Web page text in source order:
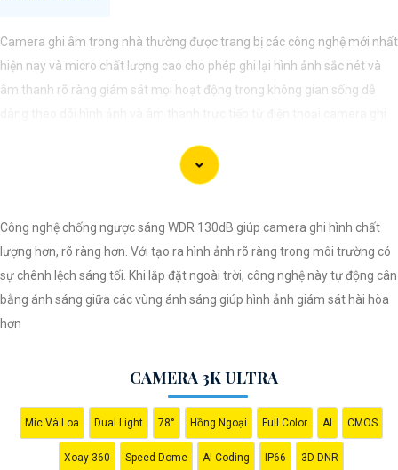
Camera ghi âm trong nhà thường được trang bị các công nghệ mới nhất
hiện nay và micro chất lượng cao cho phép ghi lại hình ảnh sắc nét và
âm thanh rõ ràng giám sát mọi hoạt động trong không gian sống dễ
24/7. Với công nghệ hồng ngoại, camera có thể ghi hình trong điều kiện
ánh sáng yếu mà không làm mất đi chất lượng hình ảnh. Ngoài ra, tính
xâm nhập hoặc hành động bất thường trong phạm vi quan sát.
Công nghệ chống ngược sáng WDR 130dB giúp camera ghi hình chất
lượng hơn, rõ ràng hơn. Với tạo ra hình ảnh rõ ràng trong môi trường có
sự chênh lệch sáng tối. Khi lắp đặt ngoài trời, công nghệ này tự động cân
bằng ánh sáng giữa các vùng ánh sáng giúp hình ảnh giám sát hài hòa
hơn
CAMERA 3K ULTRA
Mic Và Loa Dual Light 78° Hồng Ngoại Full Color AI CMOS
Xoay 360 Speed Dome AI Coding IP66 3D DNR